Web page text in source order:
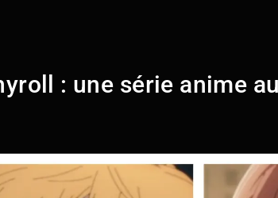
: une série anime